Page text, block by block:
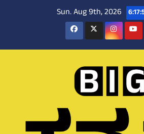
Sun. Aug 9th, 2026